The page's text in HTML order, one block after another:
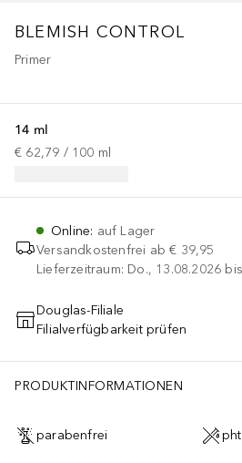
BLEMISH CONTROL
Primer
14 ml
€ 62,79 / 100 ml
Online: auf Lager
Versandkostenfrei ab € 39,95
Lieferzeitraum: Do., 13.08.2026
IN DEN
Douglas-Filiale
Filialverfügbarkeit prüfen
PRODUKTINFORMATIONEN
parabenfrei